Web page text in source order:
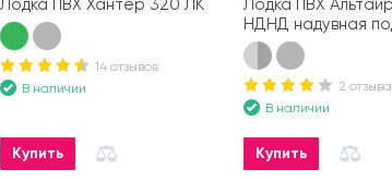
14 отзывов
В наличии
Купить
НДНД надувная
2 отзыва
В наличии
Купить